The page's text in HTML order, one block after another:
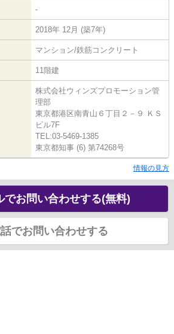
-
2018年 12月 (築7年)
マンション/鉄筋コンクリート
11階建
株式会社ウィンズプロモーション管
理部
東京都港区南青山６丁目２－９ ＫＳ
ビル7F
TEL:03-5469-1385
東京都知事 (6) 第74268号
情報の見方
でお問い合わせする(無料)
でお問い合わせする